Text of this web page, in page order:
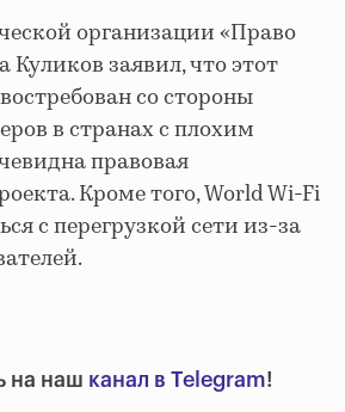
организации «Право
Куликов заявил, что этот
со стороны
в странах с плохим
правовая
Кроме того, World Wi-Fi
с перегрузкой сети из-за
на наш канал в Telegram!